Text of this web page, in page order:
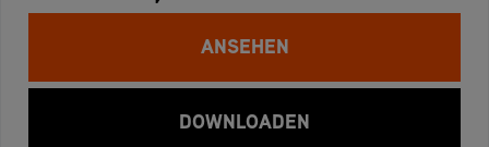
ANSEHEN
DOWNLOADEN